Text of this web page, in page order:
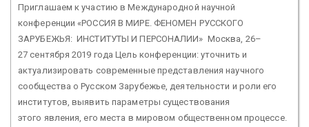
Приглашаем к участию в Международной научной
конференции «РОССИЯ В МИРЕ. ФЕНОМЕН РУССКОГО
ЗАРУБЕЖЬЯ: ИНСТИТУТЫ И ПЕРСОНАЛИИ» Москва, 26–
27 сентября 2019 года Цель конференции: уточнить и
актуализировать современные представления научного
сообщества о Русском Зарубежье, деятельности и роли его
институтов, выявить параметры существования
этого явления, его места в мировом общественном процессе.